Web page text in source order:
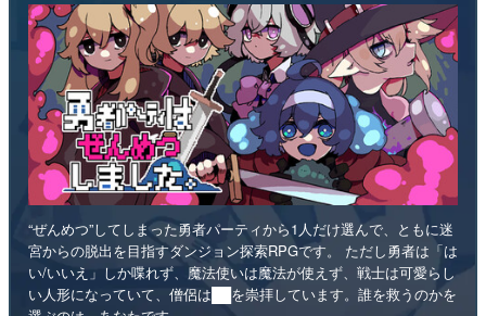
“ぜんめつ”してしまった勇者パーティから1人だけ選んで、ともに迷
宮からの脱出を目指すダンジョン探索RPGです。 ただし勇者は「は
い/いいえ」しか喋れず、魔法使いは魔法が使えず、戦士は可愛らし
い人形になっていて、僧侶は██を崇拝しています。誰を救うのかを